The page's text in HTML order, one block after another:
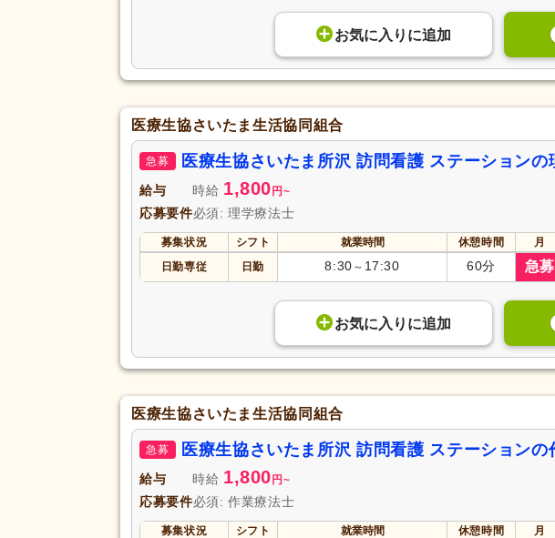
お気に入り に追加
医療生協さいたま生活協同組合
急募 医療生協さいたま所沢 訪問看護 ステーション
給与 時給 1,800 円 ~
応募要件必須: 理学療法士
募集状況 シフト 就業時間 休憩時間 月
日勤専従
日勤 8:30 ～ 17:30 60分 急募
お気に入り に追加
医療生協さいたま生活協同組合
急募 医療生協さいたま所沢 訪問看護 ステーション
給与 時給 1,800 円 ~
応募要件必須: 作業療法士
募集状況 シフト 就業時間 休憩時間 月